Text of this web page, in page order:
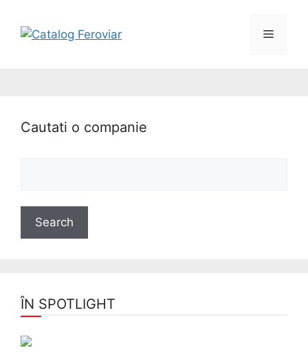
Cautati o companie
ÎN SPOTLIGHT